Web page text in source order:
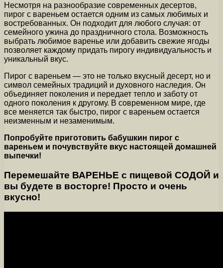
Несмотря на разнообразие современных десертов,
пирог с вареньем остается одним из самых любимых и
востребованных. Он подходит для любого случая: от
семейного ужина до праздничного стола. Возможность
выбрать любимое варенье или добавить свежие ягоды
позволяет каждому придать пирогу индивидуальность и
уникальный вкус.
Пирог с вареньем — это не только вкусный десерт, но и
символ семейных традиций и духовного наследия. Он
объединяет поколения и передает тепло и заботу от
одного поколения к другому. В современном мире, где
все меняется так быстро, пирог с вареньем остается
неизменным и незаменимым.
Попробуйте приготовить бабушкин пирог с
вареньем и почувствуйте вкус настоящей домашней
выпечки!
Перемешайте ВАРЕНЬЕ с пищевой СОДОЙ и
вы будете в восторге! Просто и очень
вкусно!